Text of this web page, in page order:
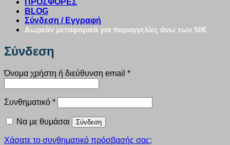
ΠΡΟΣΦΟΡΕΣ
BLOG
Σύνδεση / Εγγραφή
Δωρεάν μεταφορικά για παραγγελίες άνω των 50€
Σύνδεση
Όνομα χρήστη ή διεύθυνση email *Απαιτείται
Συνθηματικό *Απαιτείται
Να με θυμάσαι Σύνδεση
Χάσατε το συνθηματικό πρόσβασής σας;